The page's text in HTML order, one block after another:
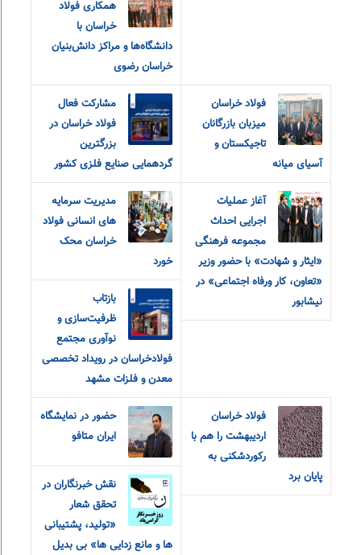
همکاری فولاد
خراسان با
دانشگاه‌ها و مراکز دانش‌بنیان
خراسان رضوی
فولاد خراسان
میزبان بازرگانان
تاجیکستان و
آسیای میانه
مشارکت فعال
فولاد خراسان در
بزرگترین
گردهمایی صنایع فلزی کشور
آغاز عملیات
اجرایی احداث
مجموعه فرهنگی
«ایثار و شهادت» با حضور وزیر
«تعاون، کار و‌رفاه اجتماعی» در
نیشابور
مدیریت سرمایه
های انسانی فولاد
خراسان محک
خورد
بازتاب
ظرفیت‌سازی و
نوآوری مجتمع
فولادخراسان در رویداد تخصصی
معدن و فلزات مشهد
فولاد خراسان
اردیبهشت را هم با
رکوردشکنی به
پایان برد
حضور در نمایشگاه
ایران متافو
نقش خبرنگاران در
تحقق شعار
«تولید، پشتیبانی
ها و مانع زدایی ها» بی بدیل